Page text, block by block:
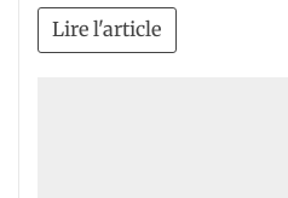
Lire l'article